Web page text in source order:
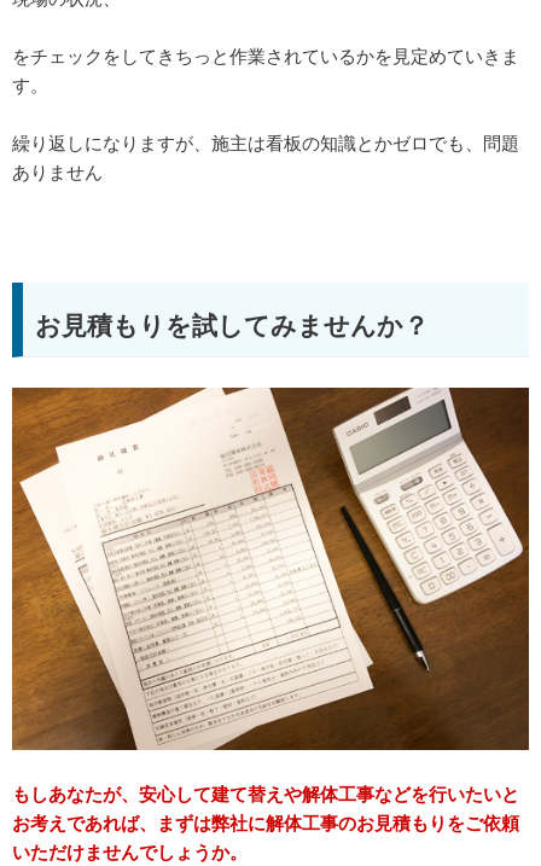
をチェックをしてきちっと作業されているかを見定めていきま
す。
繰り返しになりますが、施主は看板の知識とかゼロでも、問題
ありません
お見積もりを試してみませんか？
もしあなたが、安心して建て替えや解体工事などを行いたいと
お考えであれば、まずは弊社に解体工事のお見積もりをご依頼
いただけませんでしょうか。